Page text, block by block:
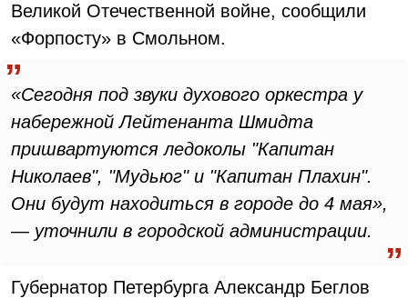
Великой Отечественной войне, сообщили
«Форпосту» в Смольном.
«Сегодня под звуки духового оркестра у
набережной Лейтенанта Шмидта
пришвартуются ледоколы "Капитан
Николаев", "Мудьюг" и "Капитан Плахин".
Они будут находиться в городе до 4 мая»,
— уточнили в городской администрации.
Губернатор Петербурга Александр Беглов